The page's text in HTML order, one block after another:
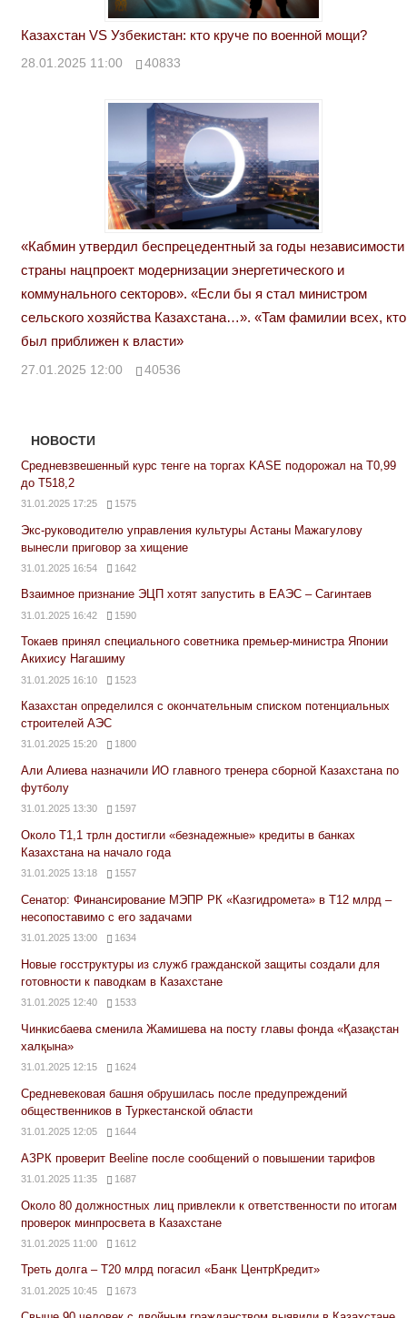
Казахстан VS Узбекистан: кто круче по военной мощи?
28.01.2025 11:00 40833
«Кабмин утвердил беспрецедентный за годы независимости
страны нацпроект модернизации энергетического и
коммунального секторов». «Если бы я стал министром
сельского хозяйства Казахстана…». «Там фамилии всех, кто
был приближен к власти»
27.01.2025 12:00 40536
НОВОСТИ
Средневзвешенный курс тенге на торгах KASE подорожал на Т0,99
до Т518,2
31.01.2025 17:25 1575
Экс-руководителю управления культуры Астаны Мажагулову
вынесли приговор за хищение
31.01.2025 16:54 1642
Взаимное признание ЭЦП хотят запустить в ЕАЭС – Сагинтаев
31.01.2025 16:42 1590
Токаев принял специального советника премьер-министра Японии
Акихису Нагашиму
31.01.2025 16:10 1523
Казахстан определился с окончательным списком потенциальных
строителей АЭС
31.01.2025 15:20 1800
Али Алиева назначили ИО главного тренера сборной Казахстана по
футболу
31.01.2025 13:30 1597
Около Т1,1 трлн достигли «безнадежные» кредиты в банках
Казахстана на начало года
31.01.2025 13:18 1557
Сенатор: Финансирование МЭПР РК «Казгидромета» в Т12 млрд –
несопоставимо с его задачами
31.01.2025 13:00 1634
Новые госструктуры из служб гражданской защиты создали для
готовности к паводкам в Казахстане
31.01.2025 12:40 1533
Чинкисбаева сменила Жамишева на посту главы фонда «Қазақстан
халқына»
31.01.2025 12:15 1624
Средневековая башня обрушилась после предупреждений
общественников в Туркестанской области
31.01.2025 12:05 1644
АЗРК проверит Beeline после сообщений о повышении тарифов
31.01.2025 11:35 1687
Около 80 должностных лиц привлекли к ответственности по итогам
проверок минпросвета в Казахстане
31.01.2025 11:00 1612
Треть долга – Т20 млрд погасил «Банк ЦентрКредит»
31.01.2025 10:45 1673